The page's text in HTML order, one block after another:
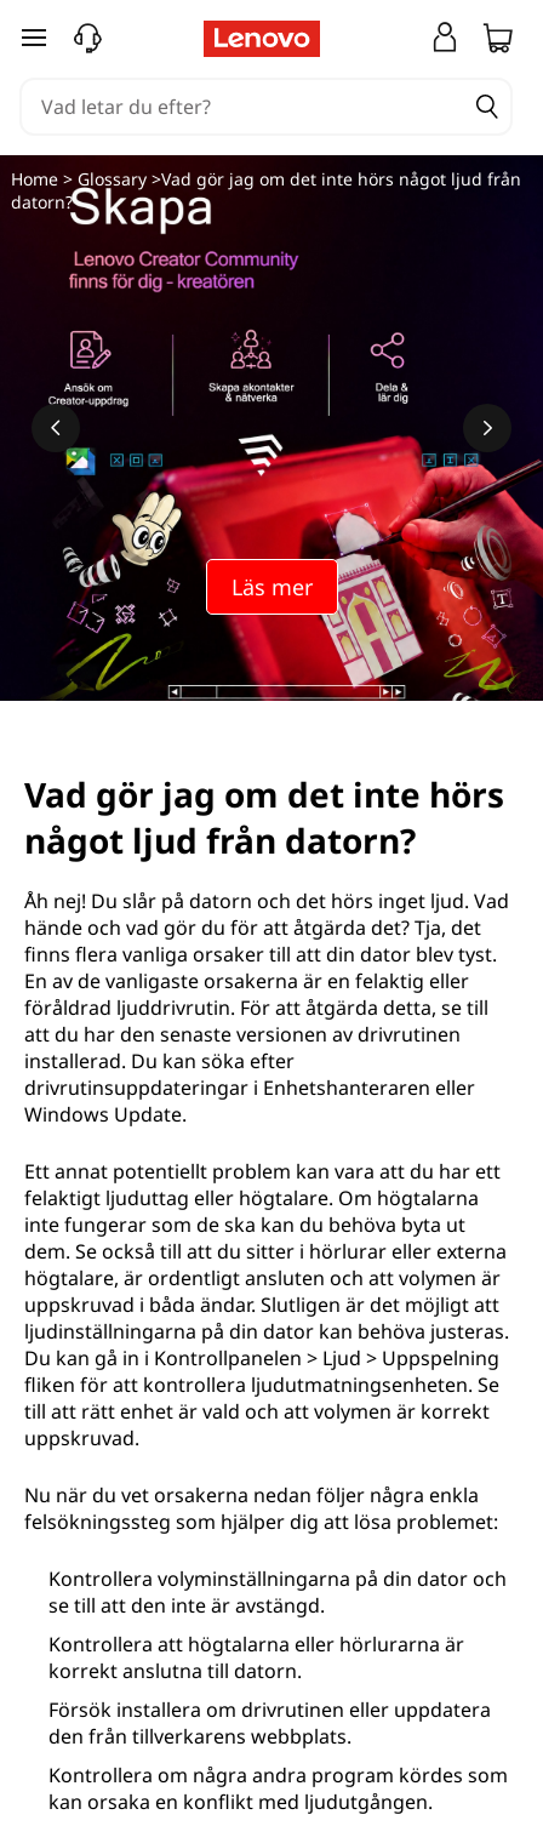
hoppa vidare till huvudinnehållet
Läs mer
Home> Glossary>Vad gör jag om det inte hörs något ljud från
datorn?
Vad gör jag om det inte hörs
något ljud från datorn?
Åh nej! Du slår på datorn och det hörs inget ljud. Vad
hände och vad gör du för att åtgärda det? Tja, det
finns flera vanliga orsaker till att din dator blev tyst.
En av de vanligaste orsakerna är en felaktig eller
föråldrad ljuddrivrutin. För att åtgärda detta, se till
att du har den senaste versionen av drivrutinen
installerad. Du kan söka efter
drivrutinsuppdateringar i Enhetshanteraren eller
Windows Update.
Ett annat potentiellt problem kan vara att du har ett
felaktigt ljuduttag eller högtalare. Om högtalarna
inte fungerar som de ska kan du behöva byta ut
dem. Se också till att du sitter i hörlurar eller externa
högtalare, är ordentligt ansluten och att volymen är
uppskruvad i båda ändar. Slutligen är det möjligt att
ljudinställningarna på din dator kan behöva justeras.
Du kan gå in i Kontrollpanelen > Ljud > Uppspelning
fliken för att kontrollera ljudutmatningsenheten. Se
till att rätt enhet är vald och att volymen är korrekt
uppskruvad.
Nu när du vet orsakerna nedan följer några enkla
felsökningssteg som hjälper dig att lösa problemet:
Kontrollera volyminställningarna på din dator och
se till att den inte är avstängd.
Kontrollera att högtalarna eller hörlurarna är
korrekt anslutna till datorn.
Försök installera om drivrutinen eller uppdatera
den från tillverkarens webbplats.
Kontrollera om några andra program kördes som
kan orsaka en konflikt med ljudutgången.